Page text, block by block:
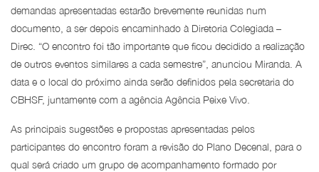
demandas apresentadas estarão brevemente reunidas num
documento, a ser depois encaminhado à Diretoria Colegiada –
Direc. “O encontro foi tão importante que ficou decidido a realização
de outros eventos similares a cada semestre”, anunciou Miranda. A
data e o local do próximo ainda serão definidos pela secretaria do
CBHSF, juntamente com a agência Agência Peixe Vivo.
As principais sugestões e propostas apresentadas pelos
participantes do encontro foram a revisão do Plano Decenal, para o
qual será criado um grupo de acompanhamento formado por